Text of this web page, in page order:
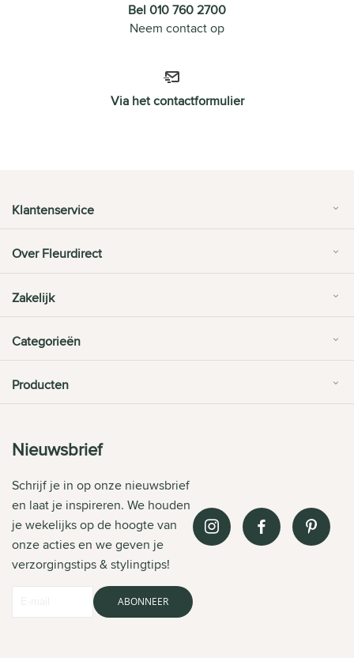
Bel 010 760 2700
Neem contact op
Via het contactformulier
Klantenservice
Over Fleurdirect
Zakelijk
Categorieën
Producten
Nieuwsbrief
Schrijf je in op onze nieuwsbrief
en laat je inspireren. We houden
je wekelijks op de hoogte van
onze acties en we geven je
verzorgingstips & stylingtips!
ABONNEER